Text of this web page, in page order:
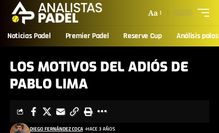
Aa
Noticias Padel Premier Padel Reserve Cup Análisis palas
LOS MOTIVOS DEL ADIÓS DE
PABLO LIMA
DIEGO FERNÁNDEZ COCA HACE 3 AÑOS